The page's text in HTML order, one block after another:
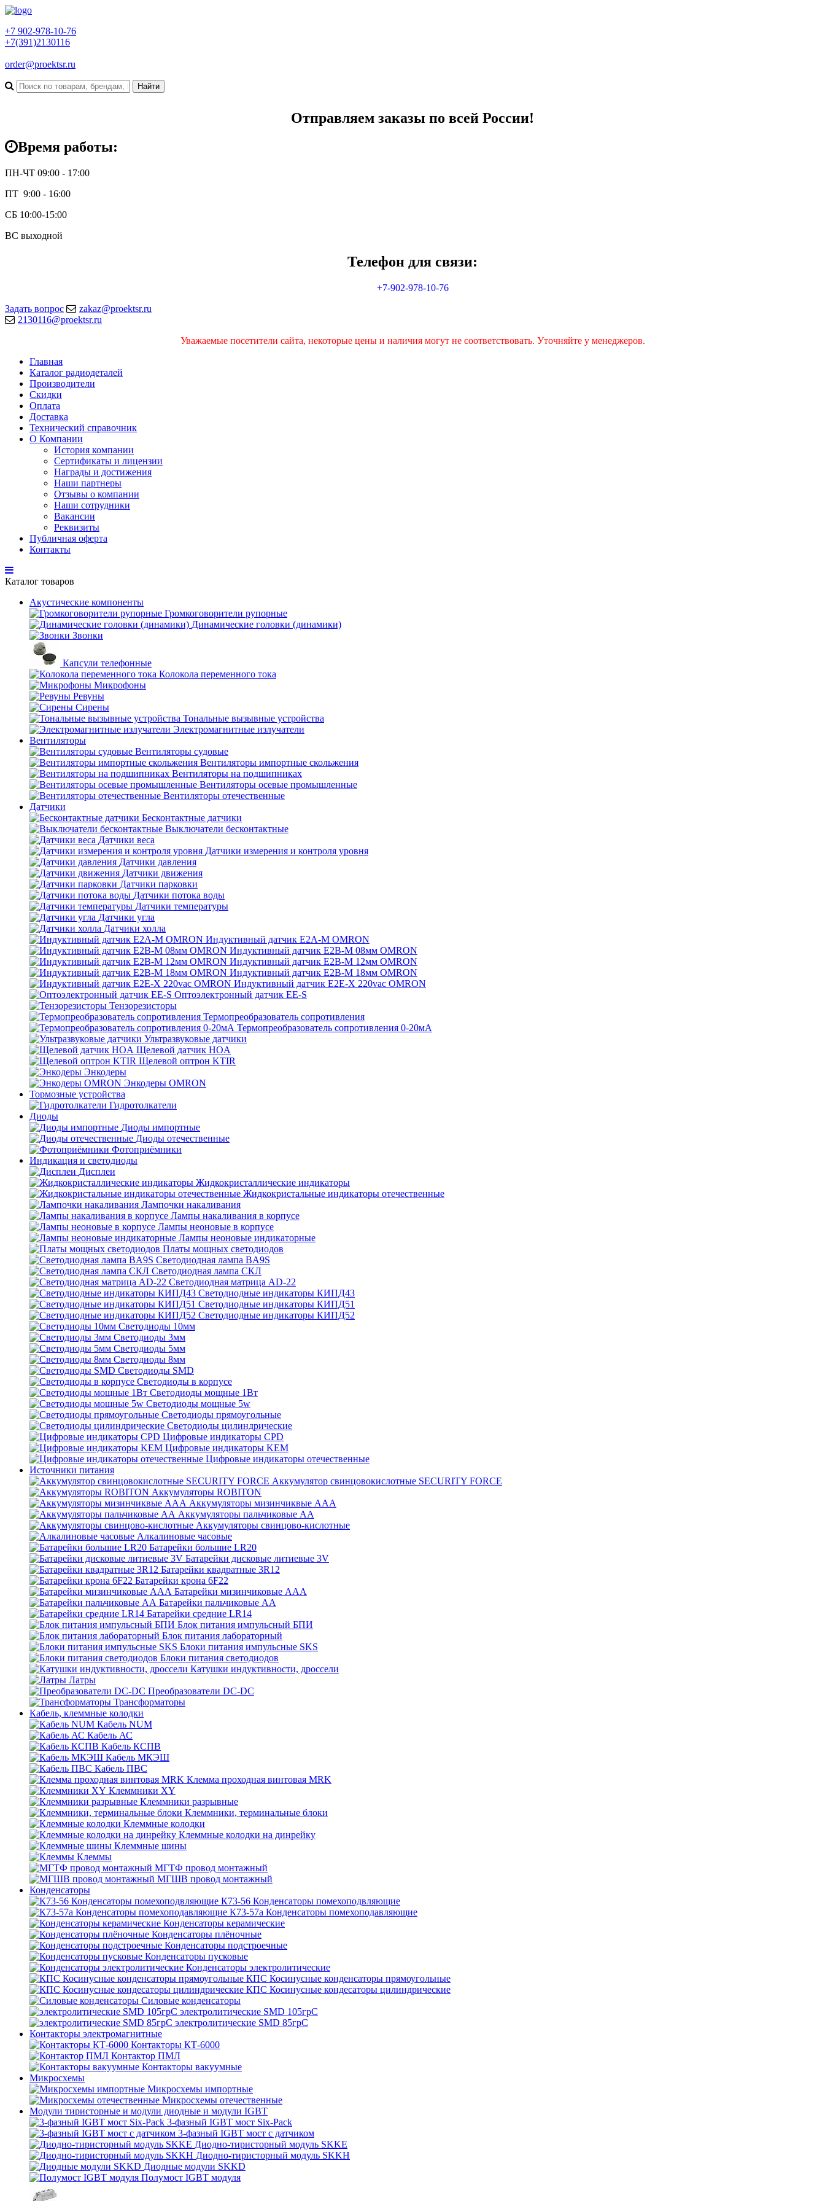
+7 902-978-10-76
+7(391)2130116
order@proektsr.ru
Отправляем заказы по всей России!
Время работы:
ПН-ЧТ 09:00 - 17:00
ПТ 9:00 - 16:00
СБ 10:00-15:00
ВС выходной
Телефон для связи:
+7-902-978-10-76
Задать вопрос
zakaz@proektsr.ru
2130116@proektsr.ru
Уважаемые посетители сайта, некоторые цены и наличия могут не соответствовать. Уточняйте у менеджеров.
Главная
Каталог радиодеталей
Производители
Скидки
Оплата
Доставка
Технический справочник
О Компании
История компании
Сертификаты и лицензии
Награды и достижения
Наши партнеры
Отзывы о компании
Наши сотрудники
Вакансии
Реквизиты
Публичная оферта
Контакты
Каталог товаров
Акустические компоненты
Громкоговорители рупорные
Динамические головки (динамики)
Звонки
Капсули телефонные
Колокола переменного тока
Микрофоны
Ревуны
Сирены
Тональные вызывные устройства
Электромагнитные излучатели
Вентиляторы
Вентиляторы судовые
Вентиляторы импортные скольжения
Вентиляторы на подшипниках
Вентиляторы осевые промышленные
Вентиляторы отечественные
Датчики
Бесконтактные датчики
Выключатели бесконтактные
Датчики веса
Датчики измерения и контроля уровня
Датчики давления
Датчики движения
Датчики парковки
Датчики потока воды
Датчики температуры
Датчики угла
Датчики холла
Индуктивный датчик E2A-M OMRON
Индуктивный датчик E2B-M 08мм OMRON
Индуктивный датчик E2B-M 12мм OMRON
Индуктивный датчик E2B-M 18мм OMRON
Индуктивный датчик E2E-X 220vac OMRON
Оптоэлектронный датчик EE-S
Тензорезисторы
Термопреобразователь сопротивления
Термопреобразователь сопротивления 0-20мА
Ультразвуковые датчики
Щелевой датчик HOA
Щелевой оптрон KTIR
Энкодеры
Энкодеры OMRON
Тормозные устройства
Гидротолкатели
Диоды
Диоды импортные
Диоды отечественные
Фотоприёмники
Индикация и светодиоды
Дисплеи
Жидкокристаллические индикаторы
Жидкокристальные индикаторы отечественные
Лампочки накаливания
Лампы накаливания в корпусе
Лампы неоновые в корпусе
Лампы неоновые индикаторные
Платы мощных светодиодов
Светодиодная лампа BA9S
Светодиодная лампа СКЛ
Светодиодная матрица AD-22
Светодиодные индикаторы КИПД43
Светодиодные индикаторы КИПД51
Светодиодные индикаторы КИПД52
Светодиоды 10мм
Светодиоды 3мм
Светодиоды 5мм
Светодиоды 8мм
Светодиоды SMD
Светодиоды в корпусе
Светодиоды мощные 1Вт
Светодиоды мощные 5w
Светодиоды прямоугольные
Светодиоды цилиндрические
Цифровые индикаторы CPD
Цифровые индикаторы KEM
Цифровые индикаторы отечественные
Источники питания
Аккумулятор свинцовокислотные SECURITY FORCE
Аккумуляторы ROBITON
Аккумуляторы мизинчиквые ААА
Аккумуляторы пальчиковые АА
Аккумуляторы свинцово-кислотные
Алкалиновые часовые
Батарейки большие LR20
Батарейки дисковые литиевые 3V
Батарейки квадратные 3R12
Батарейки крона 6F22
Батарейки мизинчиковые ААА
Батарейки пальчиковые АА
Батарейки средние LR14
Блок питания импульсный БПИ
Блок питания лабораторный
Блоки питания импульсные SKS
Блоки питания светодиодов
Катушки индуктивности, дроссели
Латры
Преобразователи DC-DC
Трансформаторы
Кабель, клеммные колодки
Кабель NUM
Кабель АС
Кабель КСПВ
Кабель МКЭШ
Кабель ПВС
Клемма проходная винтовая MRK
Клеммники XY
Клеммники разрывные
Клеммники, терминальные блоки
Клеммные колодки
Клеммные колодки на динрейку
Клеммные шины
Клеммы
МГТФ провод монтажный
МГШВ провод монтажный
Конденсаторы
К73-56 Конденсаторы помехоподвляющие
К73-57а Конденсаторы помехоподавляющие
Конденсаторы керамические
Конденсаторы плёночные
Конденсаторы подстроечные
Конденсаторы пусковые
Конденсаторы электролитические
КПС Косинусные конденсаторы прямоугольные
КПС Косинусные кондесаторы цилиндрические
Силовые конденсаторы
электролитические SMD 105грС
электролитические SMD 85грС
Контакторы электромагнитные
Контакторы КТ-6000
Контактор ПМЛ
Контакторы вакуумные
Микросхемы
Микросхемы импортные
Микросхемы отечественные
Модули тиристорные и модули диодные и модули IGBT
3-фазный IGBT мост Six-Pack
3-фазный IGBT мост с датчиком
Диодно-тиристорный модуль SKKE
Диодно-тиристорный модуль SKKH
Диодные модули SKKD
Полумост IGBT модуля